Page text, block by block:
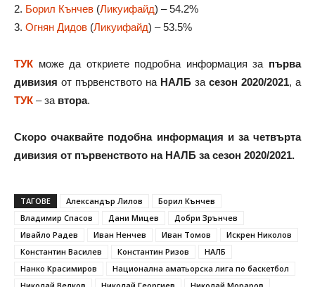
2. Борил Кънчев (Ликуифайд) – 54.2%
3. Огнян Дидов (Ликуифайд) – 53.5%
ТУК може да откриете подробна информация за първа
дивизия от първенството на НАЛБ за сезон 2020/2021, а
ТУК – за втора.
Скоро очаквайте подобна информация и за четвърта
дивизия от първенството на НАЛБ за сезон 2020/2021.
ТАГОВЕ Александър Лилов
Борил Кънчев
Владимир Спасов
Дани Мицев
Добри Зрънчев
Ивайло Радев
Иван Ненчев Иван Томов
Искрен Николов
Константин Василев
Константин Ризов
НАЛБ
Нанко Красимиров
Национална аматьорска лига по баскетбол